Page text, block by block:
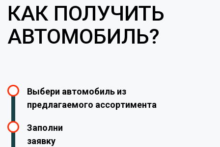
КАК ПОЛУЧИТЬ
АВТОМОБИЛЬ?
Выбери автомобиль из
предлагаемого ассортимента
Заполни
заявку